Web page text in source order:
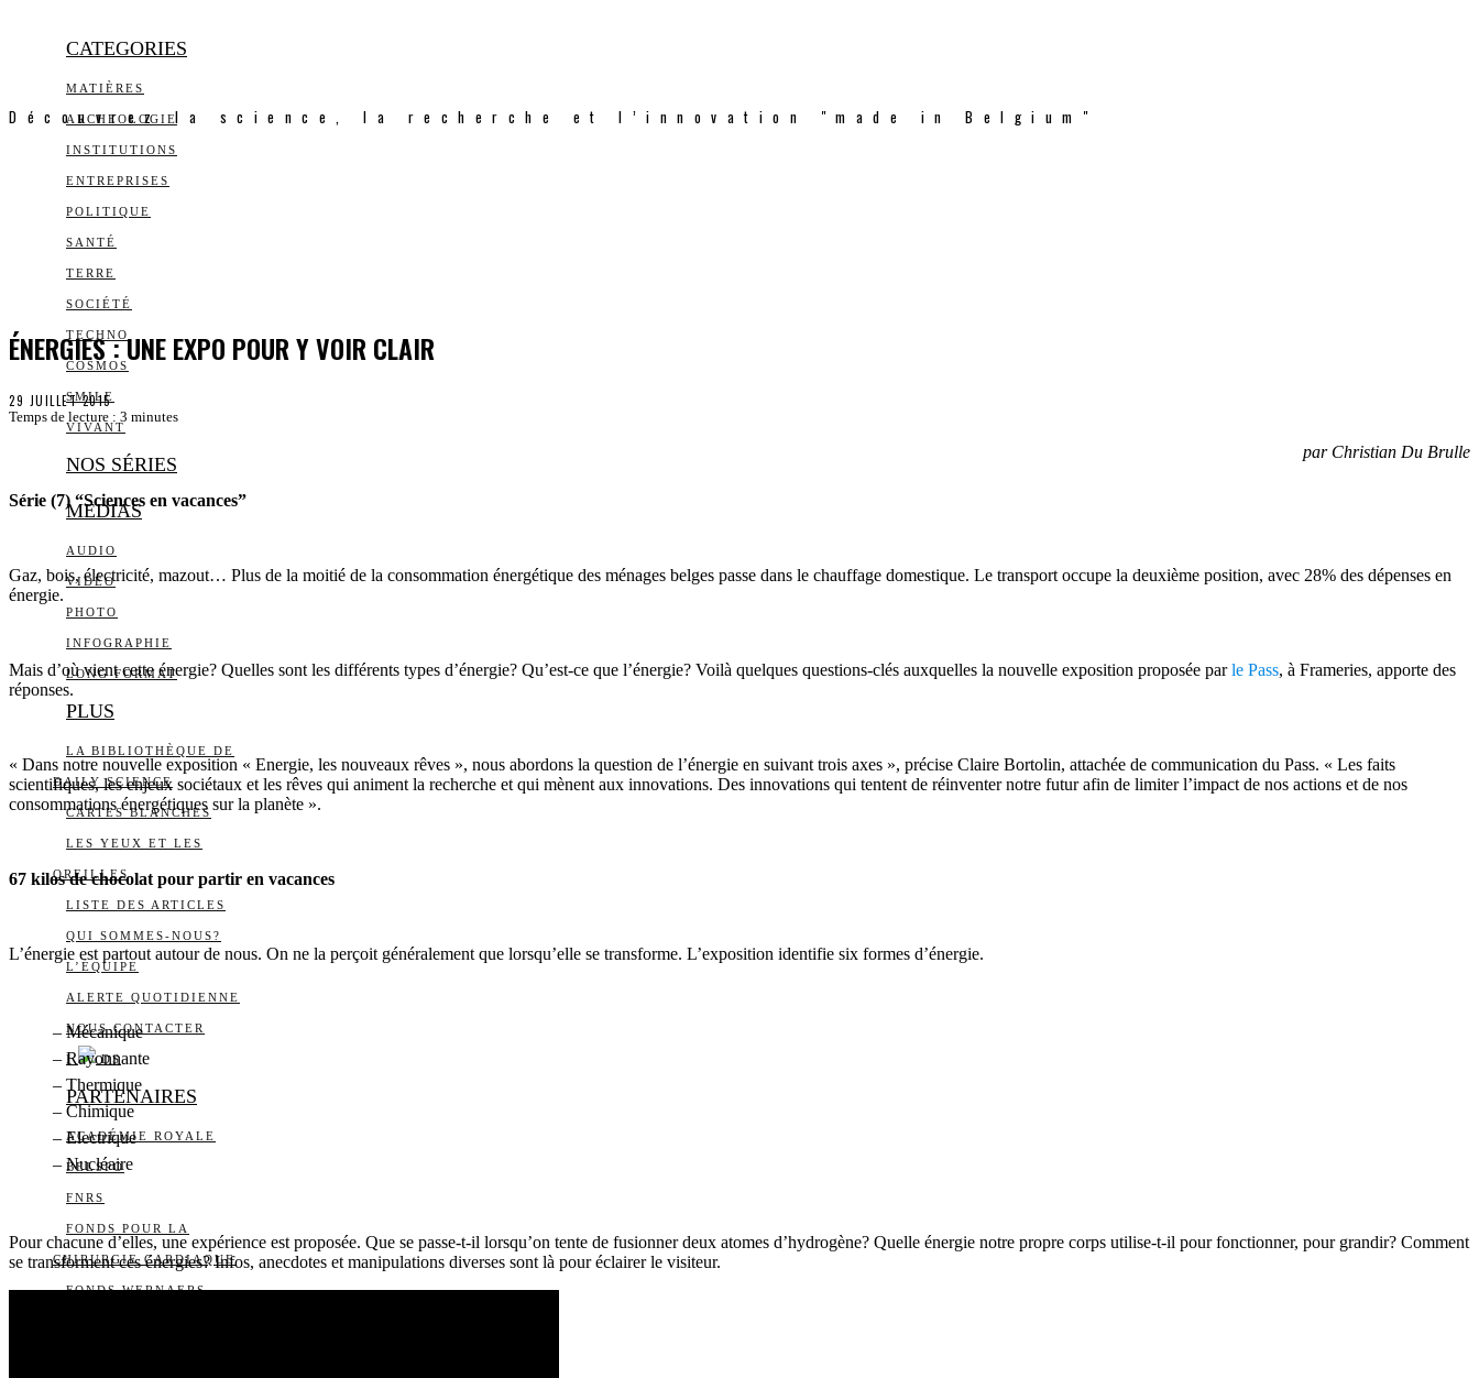
CATEGORIES
MATIÈRES
ARCHEOLOGIE
INSTITUTIONS
ENTREPRISES
POLITIQUE
SANTÉ
TERRE
SOCIÉTÉ
TECHNO
COSMOS
SMILE
VIVANT
NOS SÉRIES
MEDIAS
AUDIO
VIDÉO
PHOTO
INFOGRAPHIE
LONG FORMAT
PLUS
LA BIBLIOTHÈQUE DE
DAILY SCIENCE
CARTES BLANCHES
LES YEUX ET LES
OREILLES
LISTE DES ARTICLES
QUI SOMMES-NOUS?
L’ÉQUIPE
ALERTE QUOTIDIENNE
NOUS CONTACTER
I DS
PARTENAIRES
ACADÉMIE ROYALE
BELSPO
FNRS
FONDS POUR LA
CHIRURGIE CARDIAQUE
FONDS WERNAERS
Découvrez la science, la recherche et l’innovation "made in Belgium"
ÉNERGIES : UNE EXPO POUR Y VOIR CLAIR
29 JUILLET 2015
Temps de lecture : 3 minutes
par Christian Du Brulle
Série (7) “Sciences en vacances”
Gaz, bois, électricité, mazout… Plus de la moitié de la consommation énergétique des ménages belges passe dans le chauffage domestique. Le transport occupe la deuxième position, avec 28% des dépenses en
énergie.
Mais d’où vient cette énergie? Quelles sont les différents types d’énergie? Qu’est-ce que l’énergie? Voilà quelques questions-clés auxquelles la nouvelle exposition proposée parle Pass, à Frameries, apporte des
réponses.
« Dans notre nouvelle exposition « Energie, les nouveaux rêves », nous abordons la question de l’énergie en suivant trois axes », précise Claire Bortolin, attachée de communication du Pass. « Les faits
scientifiques, les enjeux sociétaux et les rêves qui animent la recherche et qui mènent aux innovations. Des innovations qui tentent de réinventer notre futur afin de limiter l’impact de nos actions et de nos
consommations énergétiques sur la planète ».
67 kilos de chocolat pour partir en vacances
L’énergie est partout autour de nous. On ne la perçoit généralement que lorsqu’elle se transforme. L’exposition identifie six formes d’énergie.
– Mécanique
– Rayonnante
– Thermique
– Chimique
– Electrique
– Nucléaire
Pour chacune d’elles, une expérience est proposée. Que se passe-t-il lorsqu’on tente de fusionner deux atomes d’hydrogène? Quelle énergie notre propre corps utilise-t-il pour fonctionner, pour grandir? Comment
se transforment ces énergies? Infos, anecdotes et manipulations diverses sont là pour éclairer le visiteur.